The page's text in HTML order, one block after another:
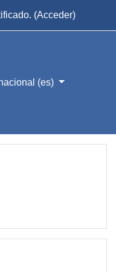
(Acceder)
‎(es)‎